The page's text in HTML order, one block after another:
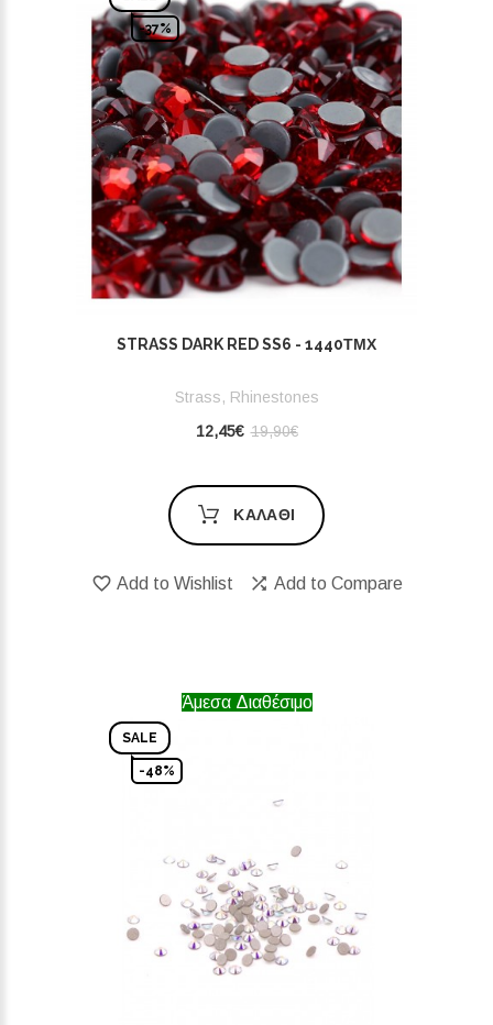
-37%
STRASS DARK RED SS6 - 1440ΤΜΧ
Strass, Rhinestones
12,45€ 19,90€
ΚΑΛΆΘΙ
Add to Wishlist Add to Compare
SALE
-48%
Άμεσα Διαθέσιμο